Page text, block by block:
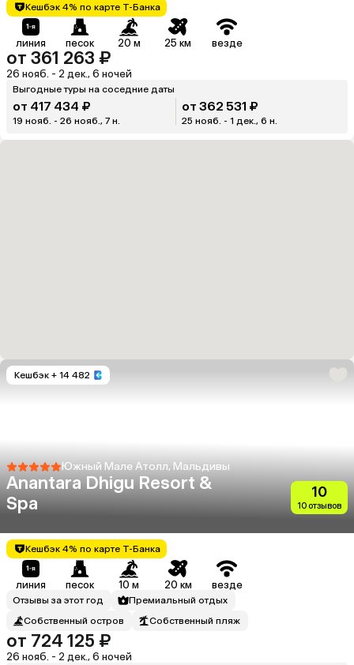
Кешбэк 4% по карте Т-Банка
линия песок 20 м 25 км везде
от 361 263 ₽
26 нояб. - 2 дек., 6 ночей
Выгодные туры на соседние даты
от 417 434 ₽
19 нояб. - 26 нояб., 7 н.
от 362 531 ₽
25 нояб. - 1 дек., 6 н.
Кешбэк + 14 482
Южный Мале Атолл, Мальдивы
Anantara Dhigu Resort &
Spa
10
10 отзывов
Кешбэк 4% по карте Т-Банка
линия песок 10 м 20 км везде
Отзывы за этот год
Премиальный отдых
Собственный остров
Собственный пляж
от 724 125 ₽
26 нояб. - 2 дек., 6 ночей